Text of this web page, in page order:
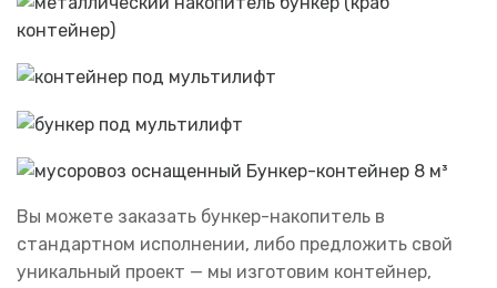
Вы можете заказать бункер-накопитель в
стандартном исполнении, либо предложить свой
уникальный проект — мы изготовим контейнер,